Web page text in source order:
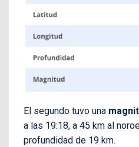
El segundo tuvo una
a las 19:18, a 45 km al
profundidad de 19 km.